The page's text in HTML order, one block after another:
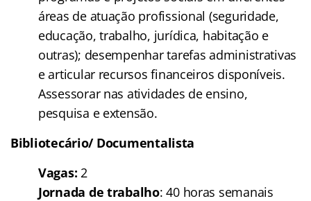
áreas de atuação profissional (seguridade,
educação, trabalho, jurídica, habitação e
outras); desempenhar tarefas administrativas
e articular recursos financeiros disponíveis.
Assessorar nas atividades de ensino,
pesquisa e extensão.
Bibliotecário/ Documentalista
Vagas: 2
Jornada de trabalho: 40 horas semanais